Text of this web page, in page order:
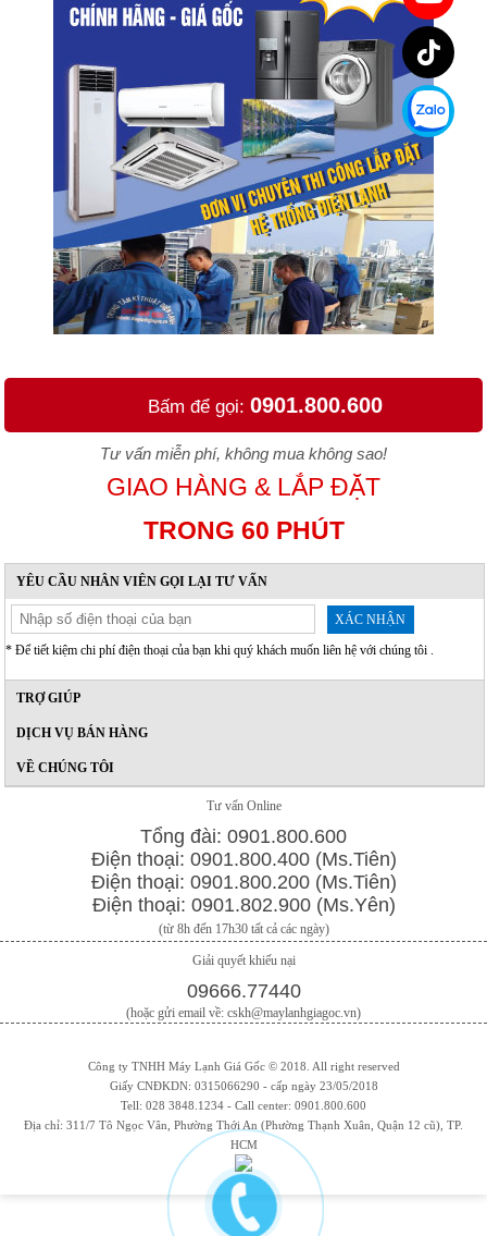
Bấm để gọi: 0901.800.600
Tư vấn miễn phí, không mua không sao!
GIAO HÀNG & LẮP ĐẶT
TRONG 60 PHÚT
YÊU CẦU NHÂN VIÊN GỌI LẠI TƯ VẤN
XÁC NHẬN
* Để tiết kiệm chi phí điện thoại của bạn khi quý khách muốn liên hệ với chúng tôi .
TRỢ GIÚP
DỊCH VỤ BÁN HÀNG
VỀ CHÚNG TÔI
Tư vấn Online
Tổng đài: 0901.800.600
Điện thoại: 0901.800.400 (Ms.Tiên)
Điện thoại: 0901.800.200 (Ms.Tiên)
Điện thoại: 0901.802.900 (Ms.Yên)
(từ 8h đến 17h30 tất cả các ngày)
Giải quyết khiếu nại
09666.77440
(hoặc gửi email về: cskh@maylanhgiagoc.vn)
Công ty TNHH Máy Lạnh Giá Gốc © 2018. All right reserved
Giấy CNĐKDN: 0315066290 - cấp ngày 23/05/2018
Tell: 028 3848.1234 - Call center: 0901.800.600
Địa chỉ: 311/7 Tô Ngọc Vân, Phường Thới An (Phường Thạnh Xuân, Quận 12 cũ), TP.
HCM